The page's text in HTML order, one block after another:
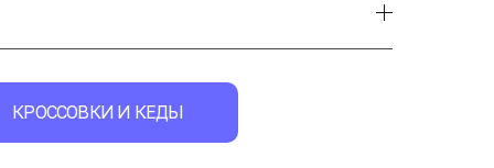
КРОССОВКИ И КЕДЫ